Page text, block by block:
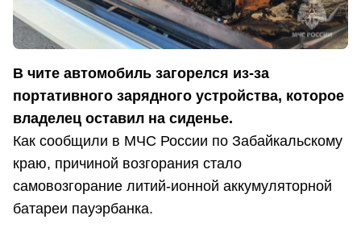
В чите автомобиль загорелся из-за
портативного зарядного устройства, которое
владелец оставил на сиденье.
Как сообщили в МЧС России по Забайкальскому
краю, причиной возгорания стало
самовозгорание литий-ионной аккумуляторной
батареи пауэрбанка.